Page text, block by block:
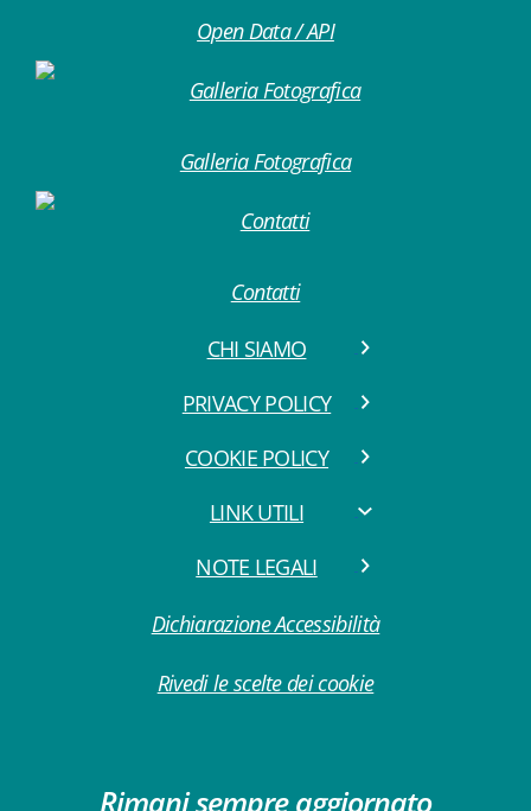
Open Data / API
Galleria Fotografica
Contatti
CHI SIAMO
PRIVACY POLICY
COOKIE POLICY
LINK UTILI
NOTE LEGALI
Dichiarazione Accessibilità
Rivedi le scelte dei cookie
Rimani sempre aggiornato